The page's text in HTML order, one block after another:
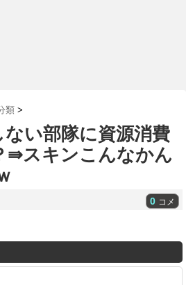
類 >
ない部隊に資源消費
⇛スキンこんなかん
0 コメ